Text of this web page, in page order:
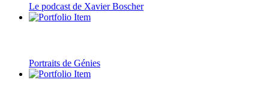
Le podcast de Xavier Boscher
Portraits de Génies